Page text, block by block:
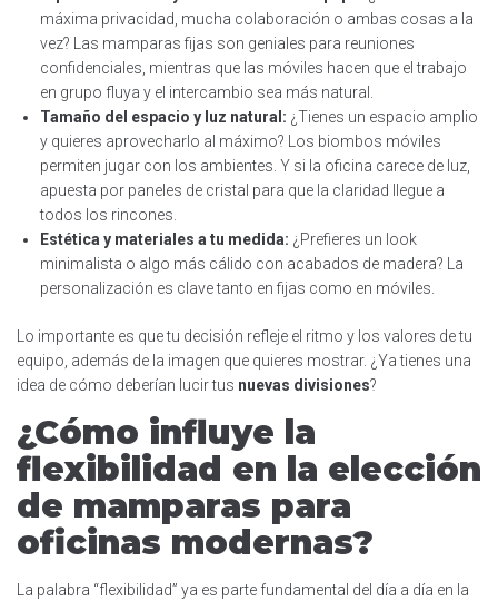
máxima privacidad, mucha colaboración o ambas cosas a la
vez? Las mamparas fijas son geniales para reuniones
confidenciales, mientras que las móviles hacen que el trabajo
en grupo fluya y el intercambio sea más natural.
Tamaño del espacio y luz natural: ¿Tienes un espacio amplio
y quieres aprovecharlo al máximo? Los biombos móviles
permiten jugar con los ambientes. Y si la oficina carece de luz,
apuesta por paneles de cristal para que la claridad llegue a
todos los rincones.
Estética y materiales a tu medida: ¿Prefieres un look
minimalista o algo más cálido con acabados de madera? La
personalización es clave tanto en fijas como en móviles.
Lo importante es que tu decisión refleje el ritmo y los valores de tu
equipo, además de la imagen que quieres mostrar. ¿Ya tienes una
idea de cómo deberían lucir tus nuevas divisiones?
¿Cómo influye la
flexibilidad en la elección
de mamparas para
oficinas modernas?
La palabra “flexibilidad” ya es parte fundamental del día a día en la